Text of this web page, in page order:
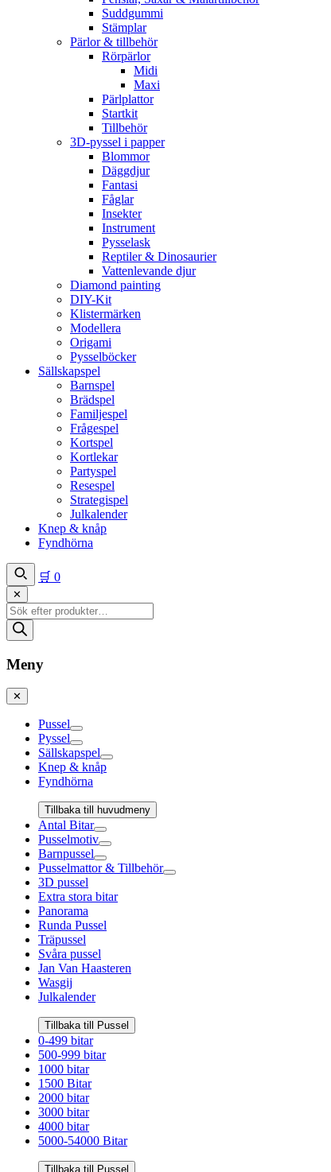
Suddgummi
Stämplar
Pärlor & tillbehör
Rörpärlor
Midi
Maxi
Pärlplattor
Startkit
Tillbehör
3D-pyssel i papper
Blommor
Däggdjur
Fantasi
Fåglar
Insekter
Instrument
Pysselask
Reptiler & Dinosaurier
Vattenlevande djur
Diamond painting
DIY-Kit
Klistermärken
Modellera
Origami
Pysselböcker
Sällskapspel
Barnspel
Brädspel
Familjespel
Frågespel
Kortspel
Kortlekar
Partyspel
Resespel
Strategispel
Julkalender
Knep & knåp
Fyndhörna
🛒 0
✕
Produktsökning
Meny
✕
Pussel
Pyssel
Sällskapspel
Knep & knåp
Fyndhörna
Tillbaka till huvudmeny
Antal Bitar
Pusselmotiv
Barnpussel
Pusselmattor & Tillbehör
3D pussel
Extra stora bitar
Panorama
Runda Pussel
Träpussel
Svåra pussel
Jan Van Haasteren
Wasgij
Julkalender
Tillbaka till Pussel
0-499 bitar
500-999 bitar
1000 bitar
1500 Bitar
2000 bitar
3000 bitar
4000 bitar
5000-54000 Bitar
Tillbaka till Pussel